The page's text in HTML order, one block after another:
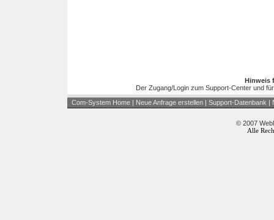
Hinweis
Der Zugang/Login zum Support-Center und
Com-System Home | Neue Anfrage erstellen | Support-Datenbank |
© 2007
Alle